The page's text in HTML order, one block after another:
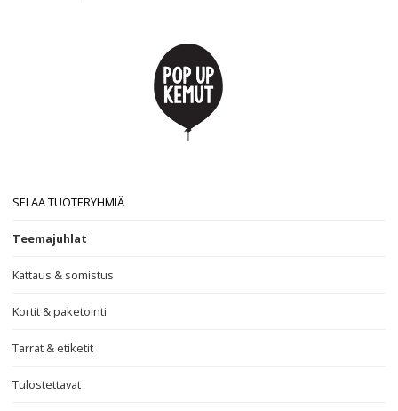
SELAA TUOTERYHMIÄ
Teemajuhlat
Kattaus & somistus
Kortit & paketointi
Tarrat & etiketit
Tulostettavat